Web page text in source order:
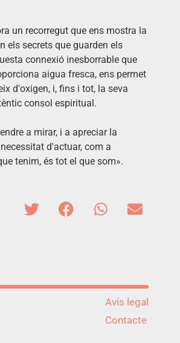
un recorregut que ens mostra la
els secrets que guarden els
connexió inesborrable que
aigua fresca, ens permet
d'oxigen, i, fins i tot, la seva
consol espiritual.
a mirar, i a apreciar la
d'actuar, com a
tenim, és tot el que som».
Avís legal
Contacte